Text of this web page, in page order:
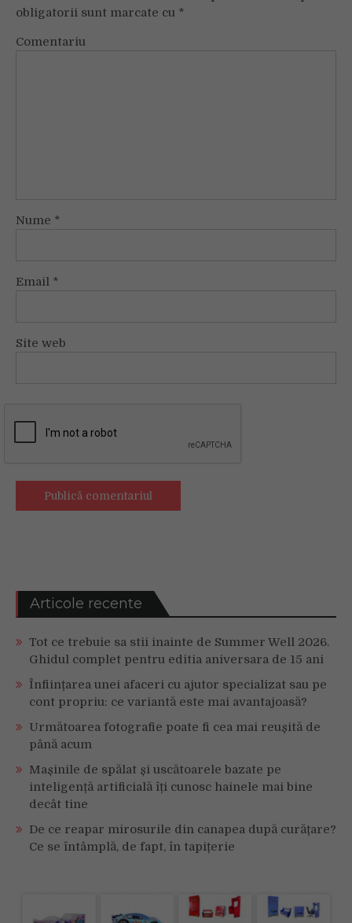
obligatorii sunt marcate cu *
Comentariu
Nume *
Email *
Site web
Articole recente
Tot ce trebuie sa stii inainte de Summer Well 2026.
Ghidul complet pentru editia aniversara de 15 ani
Înființarea unei afaceri cu ajutor specializat sau pe
cont propriu: ce variantă este mai avantajoasă?
Următoarea fotografie poate fi cea mai reușită de
până acum
Mașinile de spălat și uscătoarele bazate pe
inteligență artificială îți cunosc hainele mai bine
decât tine
De ce reapar mirosurile din canapea după curățare?
Ce se întâmplă, de fapt, în tapițerie